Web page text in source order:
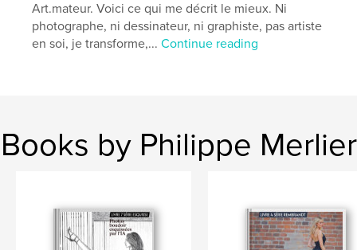
Art.mateur. Voici ce qui me décrit le mieux. Ni
photographe, ni dessinateur, ni graphiste, pas artiste
en soi, je transforme,...Continue reading
Books by Philippe Merlier